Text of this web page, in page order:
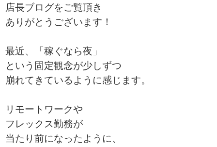
店長ブログをご覧頂き
ありがとうございます！
最近、「稼ぐなら夜」
という固定観念が少しずつ
崩れてきているように感じます。
リモートワークや
フレックス勤務が
当たり前になったように、